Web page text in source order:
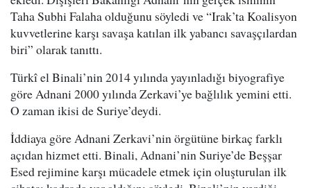
Taha Subhi Falaha olduğunu söyledi ve “Irak’ta Koalisyon
kuvvetlerine karşı savaşa katılan ilk yabancı savaşçılardan
biri” olarak tanıttı.
Türkî el Binali’nin 2014 yılında yayınladığı biyografiye
göre Adnani 2000 yılında Zerkavi’ye bağlılık yemini etti.
O zaman ikisi de Suriye’deydi.
İddiaya göre Adnani Zerkavi’nin örgütüne birkaç farklı
açıdan hizmet etti. Binali, Adnani’nin Suriye’de Beşşar
Esed rejimine karşı mücadele etmek için oluşturulan ilk